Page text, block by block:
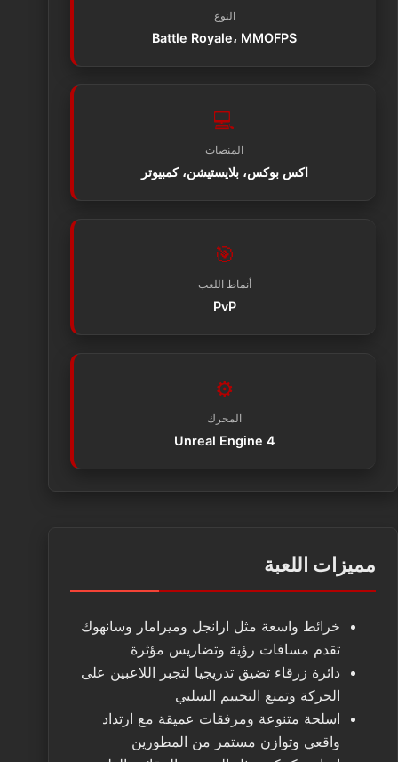
النوع
Battle Royale، MMOFPS
💻
المنصات
اكس بوكس، بلايستيشن، كمبيوتر
🎯
أنماط اللعب
PvP
⚙️
المحرك
Unreal Engine 4
مميزات اللعبة
خرائط واسعة مثل ارانجل وميرامار وسانهوك
تقدم مسافات رؤية وتضاريس مؤثرة
دائرة زرقاء تضيق تدريجيا لتجبر اللاعبين على
الحركة وتمنع التخييم السلبي
اسلحة متنوعة ومرفقات عميقة مع ارتداد
واقعي وتوازن مستمر من المطورين